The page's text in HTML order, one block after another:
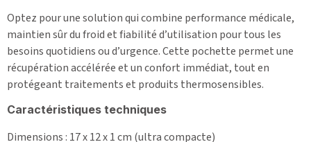
Optez pour une solution qui combine performance médicale,
maintien sûr du froid et fiabilité d’utilisation pour tous les
besoins quotidiens ou d’urgence. Cette pochette permet une
récupération accélérée et un confort immédiat, tout en
protégeant traitements et produits thermosensibles.
Caractéristiques techniques
Dimensions : 17 x 12 x 1 cm (ultra compacte)